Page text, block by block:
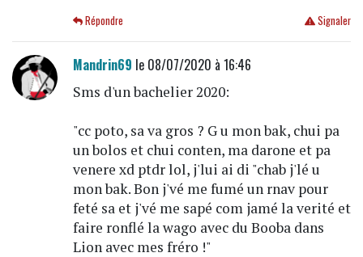
Signaler
Répondre
Mandrin69 le 08/07/2020 à 16:46
Sms d'un bachelier 2020:
"cc poto, sa va gros ? G u mon bak, chui pa
un bolos et chui conten, ma darone et pa
venere xd ptdr lol, j'lui ai di "chab j'lé u
mon bak. Bon j'vé me fumé un rnav pour
feté sa et j'vé me sapé com jamé la verité et
faire ronflé la wago avec du Booba dans
Lion avec mes fréro !"